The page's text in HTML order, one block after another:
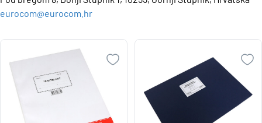
eurocom@eurocom.hr